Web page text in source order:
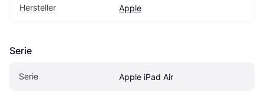
Hersteller Apple
Serie
Serie Apple iPad Air